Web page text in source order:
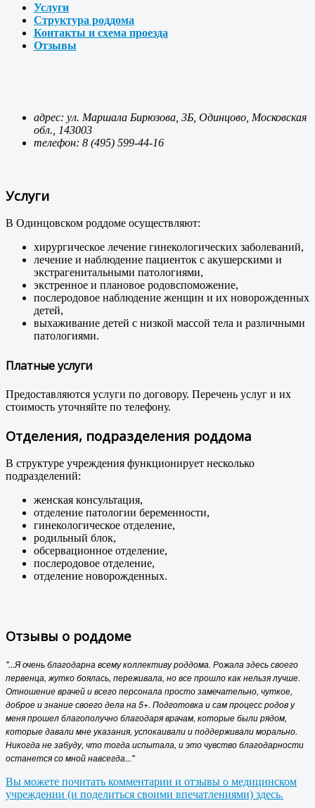
Услуги
Структура роддома
Контакты и схема проезда
Отзывы
адрес: ул. Маршала Бирюзова, 3Б, Одинцово, Московская
обл., 143003
телефон: 8 (495) 599-44-16
Услуги
В Одинцовском роддоме осуществляют:
хирургическое лечение гинекологических заболеваний,
лечение и наблюдение пациенток с акушерскими и
экстрагенитальными патологиями,
экстренное и плановое родовспоможение,
послеродовое наблюдение женщин и их новорожденных
детей,
выхаживание детей с низкой массой тела и различными
патологиями.
Платные услуги
Предоставляются услуги по договору. Перечень услуг и их
стоимость уточняйте по телефону.
Отделения, подразделения роддома
В структуре учреждения функционирует несколько
подразделений:
женская консультация,
отделение патологии беременности,
гинекологическое отделение,
родильный блок,
обсервационное отделение,
послеродовое отделение,
отделение новорожденных.
Отзывы о роддоме
"...Я очень благодарна всему коллективу роддома. Рожала здесь своего
первенца, жутко боялась, переживала, но все прошло как нельзя лучше.
Отношение врачей и всего персонала просто замечательно, чуткое,
доброе и знание своего дела на 5+. Подготовка и сам процесс родов у
меня прошел благополучно благодаря врачам, которые были рядом,
которые давали мне указания, успокаивали и поддерживали морально.
Никогда не забуду, что тогда испытала, и это чувство благодарности
останется со мной навсегда..."
Вы можете почитать комментарии и отзывы о медицинском
учреждении (и поделиться своими впечатлениями) здесь.